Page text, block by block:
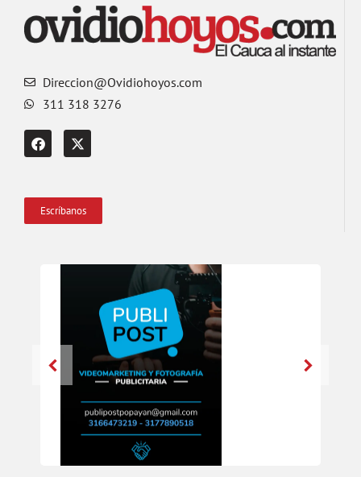
Direccion@Ovidiohoyos.com
311 318 3276
Escríbanos